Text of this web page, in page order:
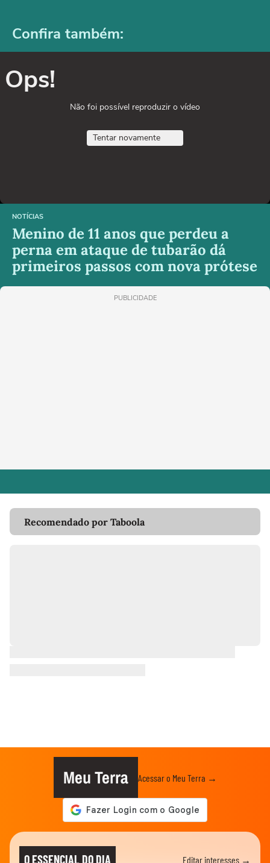
Confira também:
Ops!
Não foi possível reproduzir o vídeo
Tentar novamente
NOTÍCIAS
Menino de 11 anos que perdeu a
perna em ataque de tubarão dá
primeiros passos com nova prótese
PUBLICIDADE
Recomendado por Taboola
Meu Terra Acessar o Meu Terra →
O ESSENCIAL DO DIA Editar interesses →